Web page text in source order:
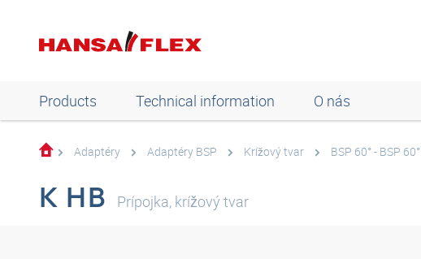
Products Technical information O nás
Adaptéry Adaptéry BSP Krížový tvar BSP 60° - BSP 60°
K HB Prípojka, krížový tvar